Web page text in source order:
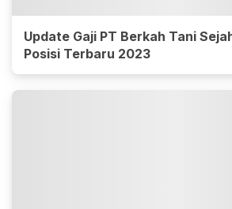
Update Gaji PT Berkah Tani
Posisi Terbaru 2023